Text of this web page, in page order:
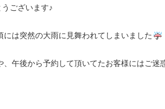
ございます♪
は突然の大雨に見舞われてしまいました
午後から予約して頂いてたお客様にはご迷